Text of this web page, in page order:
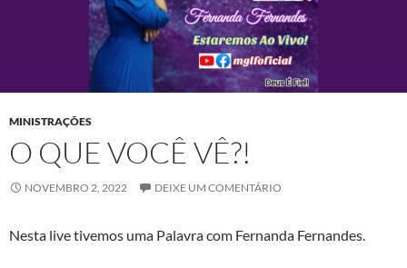
MINISTRAÇÕES
O QUE VOCÊ VÊ?!
NOVEMBRO 2, 2022 DEIXE UM COMENTÁRIO
Nesta live tivemos uma Palavra com Fernanda Fernandes.